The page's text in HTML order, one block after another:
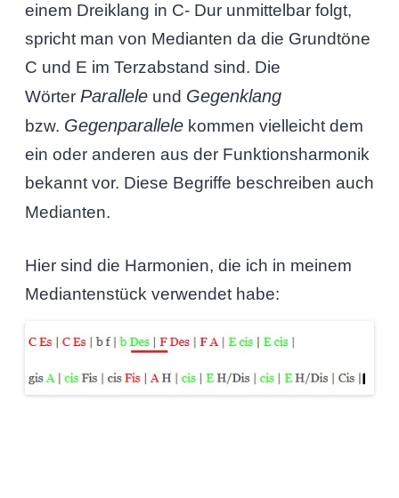
einem Dreiklang in C- Dur unmittelbar folgt,
spricht man von Medianten da die Grundtöne
C und E im Terzabstand sind. Die
Wörter Paralleleund Gegenklang
bzw. Gegenparallelekommen vielleicht dem
ein oder anderen aus der Funktionsharmonik
bekannt vor. Diese Begriffe beschreiben auch
Medianten.
Hier sind die Harmonien, die ich in meinem
Mediantenstück verwendet habe: